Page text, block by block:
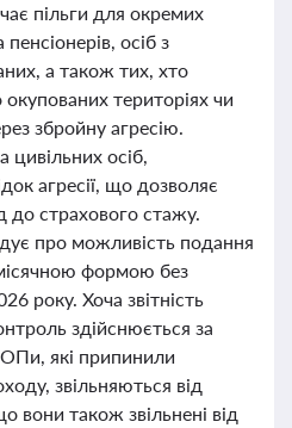
пільги для окремих
осіб з
а також тих, хто
територіях чи
збройну агресію.
осіб,
агресії, що дозволяє
до страхового стажу.
про можливість подання
місячною формою без
року. Хоча звітність
здійснюється за
які припинили
звільняються від
вони також звільнені від